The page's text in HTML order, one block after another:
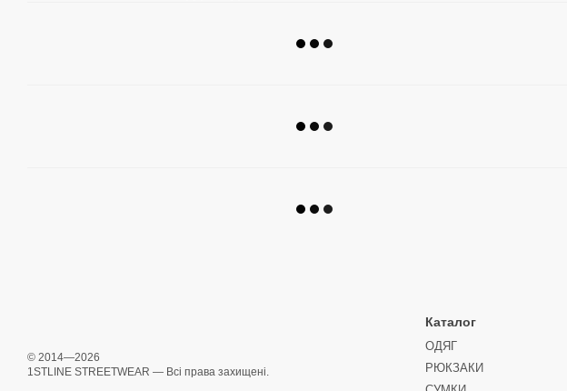
© 2014—2026
1STLINE STREETWEAR — Всі права захищені.
Каталог
ОДЯГ
РЮКЗАКИ